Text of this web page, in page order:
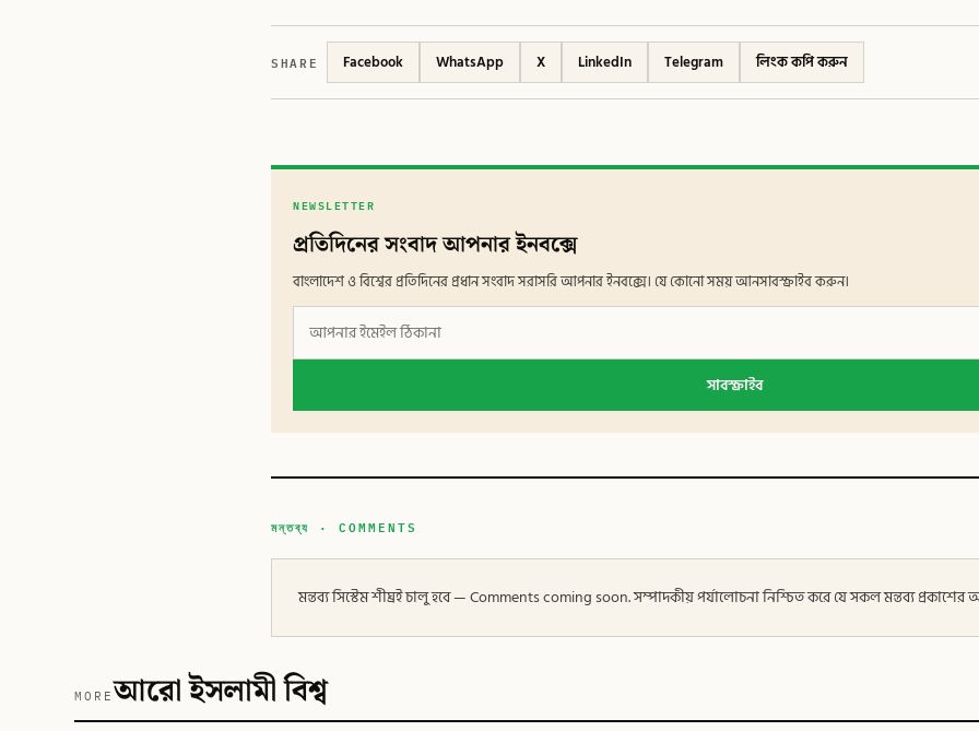
SHARE Facebook WhatsApp X LinkedIn Telegram লিংক কপি করুন
NEWSLETTER
প্রতিদিনের সংবাদ আপনার ইনবক্সে
বাংলাদেশ ও বিশ্বের প্রতিদিনের প্রধান সংবাদ সরাসরি আপনার ইনবক্সে। যে কোনো সময় আনসাবস্ক্রাইব করুন।
সাবস্ক্রাইব
মন্তব্য · COMMENTS
মন্তব্য সিস্টেম শীঘ্রই চালু হবে — Comments coming soon. সম্পাদকীয় পর্যালোচনা নিশ্চিত করে যে সকল মন্তব্য
MOREআরো ইসলামী বিশ্ব